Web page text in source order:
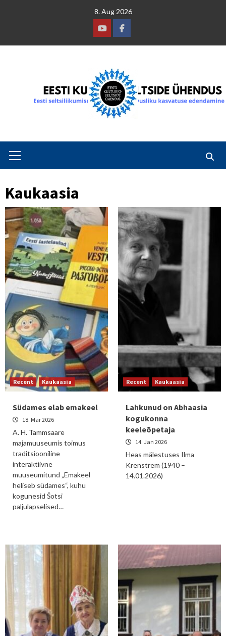
8. Aug 2026
YoutubeFacebook
Menu
Kaukaasia
Recent Kaukaasia
Südames elab emakeel
18. Mar 2026
A. H. Tammsaare
majamuuseumis toimus
traditsiooniline
interaktiivne
muuseumitund „Emakeel
heliseb südames“, kuhu
kogunesid Šotsi
paljulapselised…
Recent Kaukaasia
Lahkunud on Abhaasia
kogukonna
keeleõpetaja
14. Jan 2026
Heas mälestuses Ilma
Krenstrem (1940 –
14.01.2026)